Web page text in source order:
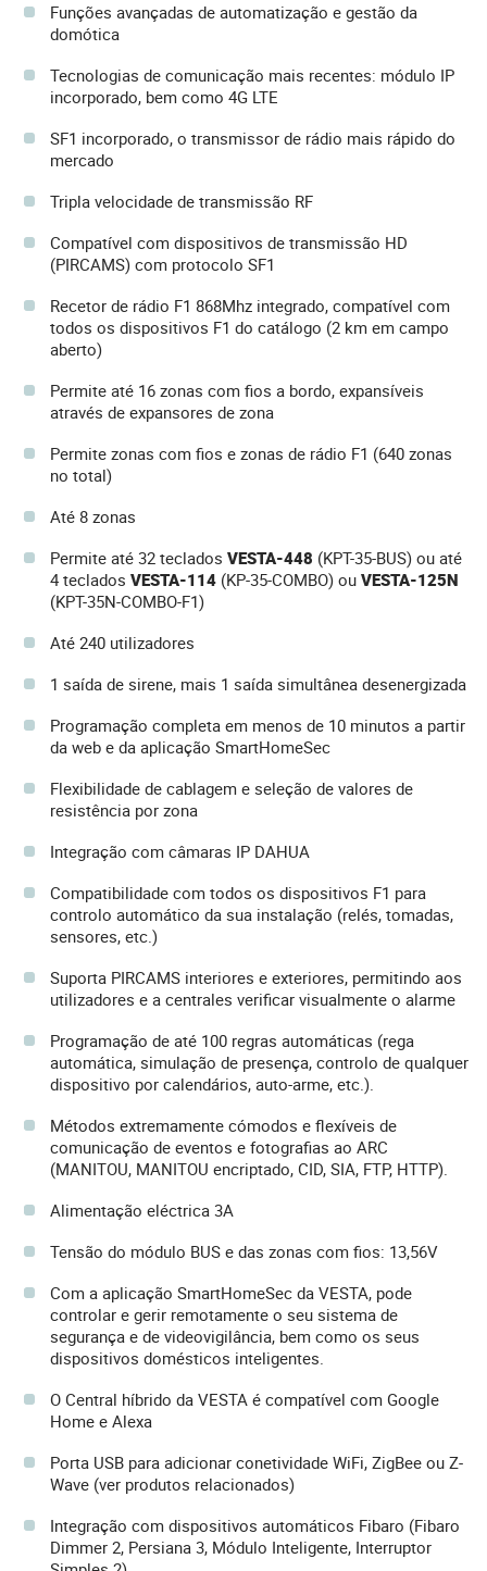
Funções avançadas de automatização e gestão da
domótica
Tecnologias de comunicação mais recentes: módulo IP
incorporado, bem como 4G LTE
SF1 incorporado, o transmissor de rádio mais rápido do
mercado
Tripla velocidade de transmissão RF
Compatível com dispositivos de transmissão HD
(PIRCAMS) com protocolo SF1
Recetor de rádio F1 868Mhz integrado, compatível com
todos os dispositivos F1 do catálogo (2 km em campo
aberto)
Permite até 16 zonas com fios a bordo, expansíveis
através de expansores de zona
Permite zonas com fios e zonas de rádio F1 (640 zonas
no total)
Até 8 zonas
Permite até 32 teclados VESTA-448 (KPT-35-BUS) ou até
4 teclados VESTA-114 (KP-35-COMBO) ou VESTA-125N
(KPT-35N-COMBO-F1)
Até 240 utilizadores
1 saída de sirene, mais 1 saída simultânea desenergizada
Programação completa em menos de 10 minutos a partir
da web e da aplicação SmartHomeSec
Flexibilidade de cablagem e seleção de valores de
resistência por zona
Integração com câmaras IP DAHUA
Compatibilidade com todos os dispositivos F1 para
controlo automático da sua instalação (relés, tomadas,
sensores, etc.)
Suporta PIRCAMS interiores e exteriores, permitindo aos
utilizadores e a centrales verificar visualmente o alarme
Programação de até 100 regras automáticas (rega
automática, simulação de presença, controlo de qualquer
dispositivo por calendários, auto-arme, etc.).
Métodos extremamente cómodos e flexíveis de
comunicação de eventos e fotografias ao ARC
(MANITOU, MANITOU encriptado, CID, SIA, FTP, HTTP).
Alimentação eléctrica 3A
Tensão do módulo BUS e das zonas com fios: 13,56V
Com a aplicação SmartHomeSec da VESTA, pode
controlar e gerir remotamente o seu sistema de
segurança e de videovigilância, bem como os seus
dispositivos domésticos inteligentes.
O Central híbrido da VESTA é compatível com Google
Home e Alexa
Porta USB para adicionar conetividade WiFi, ZigBee ou Z-
Wave (ver produtos relacionados)
Integração com dispositivos automáticos Fibaro (Fibaro
Dimmer 2, Persiana 3, Módulo Inteligente, Interruptor